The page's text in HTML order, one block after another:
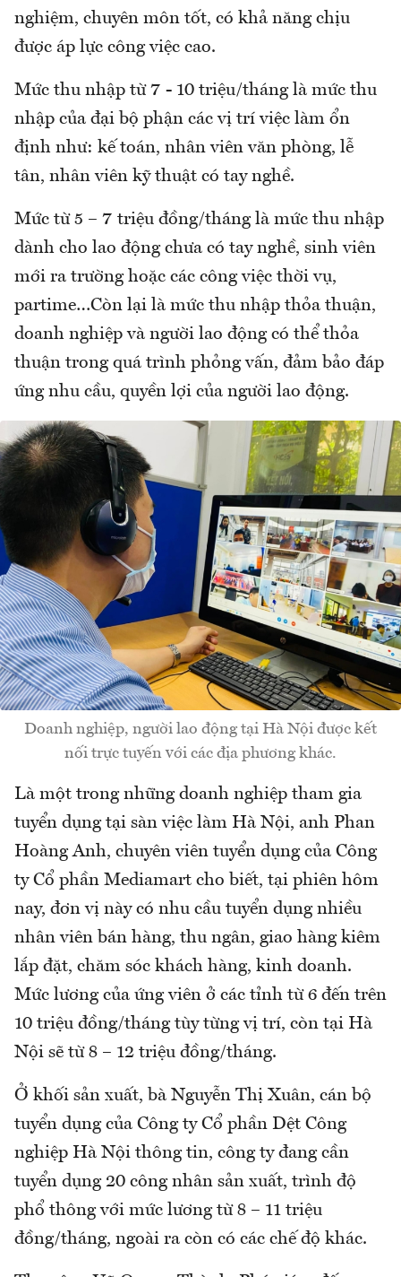
nghiệm, chuyên môn tốt, có khả năng chịu
được áp lực công việc cao.
Mức thu nhập từ 7 - 10 triệu/tháng là mức thu
nhập của đại bộ phận các vị trí việc làm ổn
định như: kế toán, nhân viên văn phòng, lễ
tân, nhân viên kỹ thuật có tay nghề.
Mức từ 5 – 7 triệu đồng/tháng là mức thu nhập
dành cho lao động chưa có tay nghề, sinh viên
mới ra trường hoặc các công việc thời vụ,
partime…Còn lại là mức thu nhập thỏa thuận,
doanh nghiệp và người lao động có thể thỏa
thuận trong quá trình phỏng vấn, đảm bảo đáp
ứng nhu cầu, quyền lợi của người lao động.
Doanh nghiệp, người lao động tại Hà Nội được kết
nối trực tuyến với các địa phương khác.
Là một trong những doanh nghiệp tham gia
tuyển dụng tại sàn việc làm Hà Nội, anh Phan
Hoàng Anh, chuyên viên tuyển dụng của Công
ty Cổ phần Mediamart cho biết, tại phiên hôm
nay, đơn vị này có nhu cầu tuyển dụng nhiều
nhân viên bán hàng, thu ngân, giao hàng kiêm
lắp đặt, chăm sóc khách hàng, kinh doanh.
Mức lương của ứng viên ở các tỉnh từ 6 đến trên
10 triệu đồng/tháng tùy từng vị trí, còn tại Hà
Nội sẽ từ 8 – 12 triệu đồng/tháng.
Ở khối sản xuất, bà Nguyễn Thị Xuân, cán bộ
tuyển dụng của Công ty Cổ phần Dệt Công
nghiệp Hà Nội thông tin, công ty đang cần
tuyển dụng 20 công nhân sản xuất, trình độ
phổ thông với mức lương từ 8 – 11 triệu
đồng/tháng, ngoài ra còn có các chế độ khác.